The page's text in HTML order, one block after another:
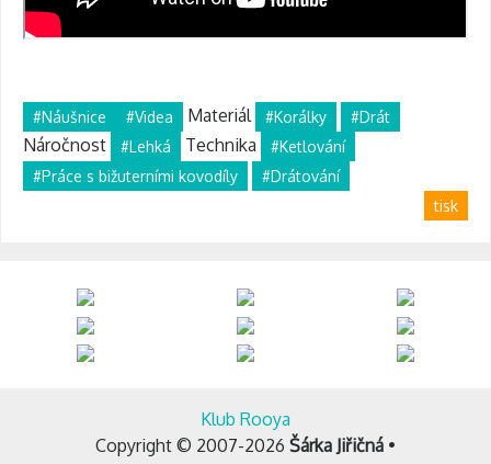
#Náušnice #Videa Materiál #Korálky #Drát
Náročnost #Lehká Technika
#Ketlování
#Práce s bižuterními kovodíly
#Drátování
tisk
Klub Rooya
Copyright © 2007-2026 Šárka Jiřičná •